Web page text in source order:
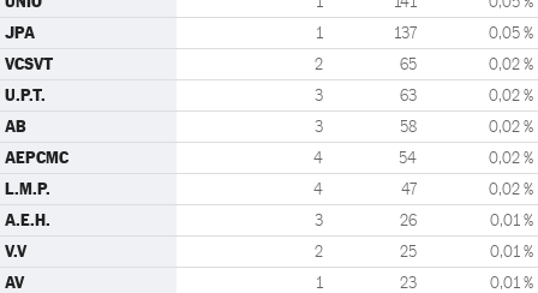
JPA 1 137 0,05 %
VCSVT 2 65 0,02 %
U.P.T. 3 63 0,02 %
AB 3 58 0,02 %
AEPCMC 4 54 0,02 %
L.M.P. 4 47 0,02 %
A.E.H. 3 26 0,01 %
V.V 2 25 0,01 %
AV 1 23 0,01 %